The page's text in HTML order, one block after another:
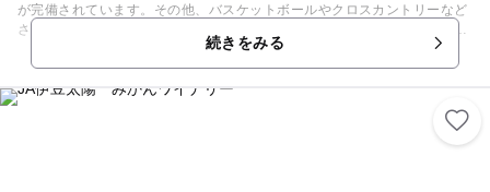
が完備されています。その他、バスケットボールやクロスカントリーなど
さまざまなスポーツ施設への手配もしてくれるので、体を動かしたいファ
ミリーにはぴったりのスポットとなっています。日帰り入浴も可能なの
で、汗をかいても安心です。 また、こちらでは食事も楽しめます。バーベ
キューや、バイキングがあるので、食べ盛りの子どもも満足。 居心地の良
いメゾネットタイプのコテージや、ホテルライクなお部屋など、宿泊にも
続きをみる